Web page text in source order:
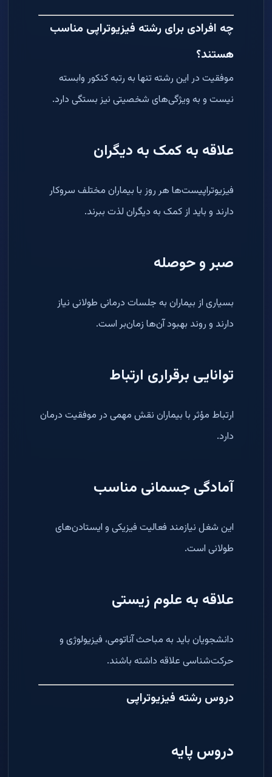
چه افرادی برای رشته فیزیوتراپی مناسب
هستند؟
موفقیت در این رشته تنها به رتبه کنکور وابسته
نیست و به ویژگی‌های شخصیتی نیز بستگی دارد.
علاقه به کمک به دیگران
فیزیوتراپیست‌ها هر روز با بیماران مختلف سروکار
دارند و باید از کمک به دیگران لذت ببرند.
صبر و حوصله
بسیاری از بیماران به جلسات درمانی طولانی نیاز
دارند و روند بهبود آن‌ها زمان‌بر است.
توانایی برقراری ارتباط
ارتباط مؤثر با بیماران نقش مهمی در موفقیت درمان
دارد.
آمادگی جسمانی مناسب
این شغل نیازمند فعالیت فیزیکی و ایستادن‌های
طولانی است.
علاقه به علوم زیستی
دانشجویان باید به مباحث آناتومی، فیزیولوژی و
حرکت‌شناسی علاقه داشته باشند.
دروس رشته فیزیوتراپی
دروس پایه